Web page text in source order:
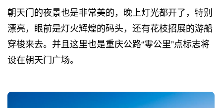
朝天门的夜景也是非常美的，晚上灯光都开了，特别
漂亮，眼前是灯火辉煌的码头，还有花枝招展的游船
穿梭来去。并且这里也是重庆公路“零公里”点标志将
设在朝天门广场。